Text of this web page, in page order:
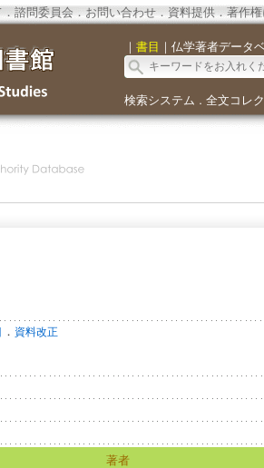
．諮問委員会． お問い合わせ． 資料提供．著作
｜ 書目 ｜ 仏学著者データ
検索システム ． 全文コレ
． 資料改正
著者